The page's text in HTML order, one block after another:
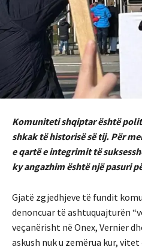
Komuniteti shqiptar është
shkak të historisë së tij. Për
e qartë e integrimit të
ky angazhim është një pasuri
Gjatë zgjedhjeve të fundit
denoncuar të ashtuquajturën
veçanërisht në Onex, Vernier
askush nuk u zemërua kur,